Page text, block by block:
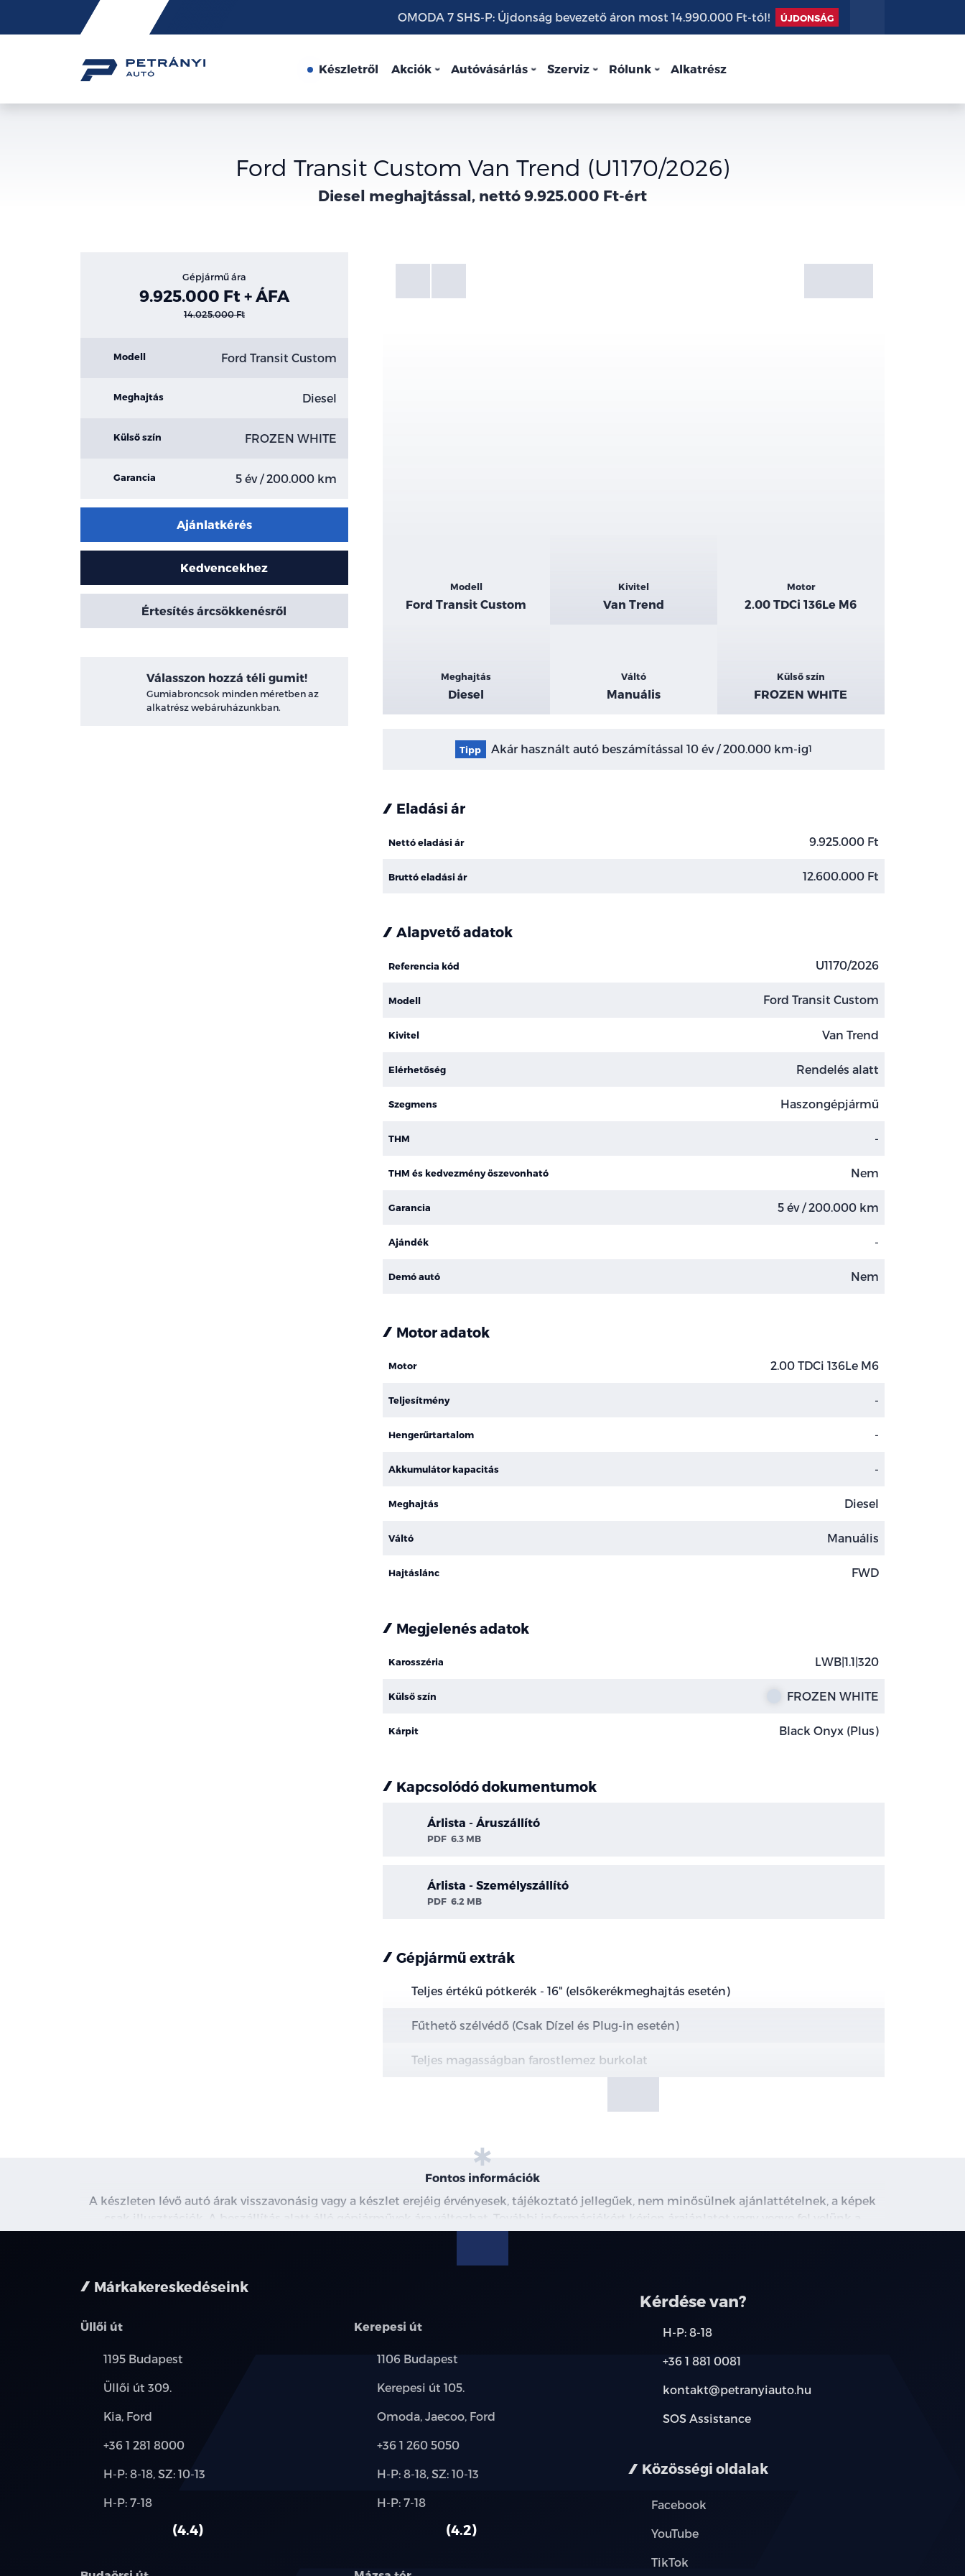
Friss
hírek
OMODA 7 SHS-P: Újdonság bevezető áron most 14.990.000 Ft-tól! ÚJDONSÁG
Készletről Akciók Autóvásárlás Szerviz Rólunk Alkatrész
Ford Transit Custom Van Trend (U1170/2026)
Diesel meghajtással, nettó 9.925.000 Ft-ért
Gépjármű ára
9.925.000 Ft + ÁFA
14.025.000 Ft
Modell Ford Transit Custom
Meghajtás Diesel
Külső szín FROZEN WHITE
Garancia 5 év / 200.000 km
Ajánlatkérés
Kedvencekhez
Értesítés árcsökkenésről
Válasszon hozzá téli gumit!
Gumiabroncsok minden méretben az
alkatrész webáruházunkban.
Galéria
Kiemelt
adatok
Modell
Ford Transit Custom
Kivitel
Van Trend
Motor
2.00 TDCi 136Le M6
Meghajtás
Diesel
Váltó
Manuális
Külső szín
FROZEN WHITE
Tipp Akár használt autó beszámítással 10 év / 200.000 km-ig1
Eladási ár
Nettó eladási ár 9.925.000 Ft
Bruttó eladási ár 12.600.000 Ft
Alapvető adatok
Referencia kód U1170/2026
Modell Ford Transit Custom
Kivitel Van Trend
Elérhetőség Rendelés alatt
Szegmens Haszongépjármű
THM -
THM és kedvezmény öszevonható Nem
Garancia 5 év / 200.000 km
Ajándék -
Demó autó Nem
Motor adatok
Motor 2.00 TDCi 136Le M6
Teljesítmény -
Hengerűrtartalom -
Akkumulátor kapacitás -
Meghajtás Diesel
Váltó Manuális
Hajtáslánc FWD
Megjelenés adatok
Karosszéria LWB|1.1|320
Külső szín FROZEN WHITE
Kárpit Black Onyx (Plus)
Kapcsolódó dokumentumok
Árlista - Áruszállító
PDF 6.3 MB
Árlista - Személyszállító
PDF 6.2 MB
Gépjármű extrák
Teljes értékű pótkerék - 16" (elsőkerékmeghajtás esetén)
Fűthető szélvédő (Csak Dízel és Plug-in esetén)
Teljes magasságban farostlemez burkolat
Extra erős világítás a raktérben
Első üléscsomag 8A - 4 irányban manuálisan állítható vezetőülés
Fontos információk
A készleten lévő autó árak visszavonásig vagy a készlet erejéig érvényesek, tájékoztató jellegűek, nem minősülnek ajánlattételnek, a képek
csak illusztrációk. A beszállítás alatt álló gépjárművek ára változhat. További információkért kérjen árajánlatot vagy vegye fel velünk a
kapcsolatot. A használt autó beszámítás részleteiről, kérjük, érdeklődjön munkatársainknál. A meghirdetett induló THM tájékoztató jellegű,
Márkakereskedéseink
Üllői út
Település:
1195 Budapest
Cím:
Üllői út 309.
Márkák:
Kia, Ford
Telefon:
+36 1 281 8000
Új-
használt
H-P: 8-18, SZ: 10-13
Alkatrész,
H-P: 7-18
4.4
Kerepesi út
Település:
1106 Budapest
Cím:
Kerepesi út 105.
Márkák:
Omoda, Jaecoo, Ford
Telefon:
+36 1 260 5050
Új-
használt
H-P: 8-18, SZ: 10-13
Alkatrész,
H-P: 7-18
4.2
Kérdése van?
H-P: 8-18
+36 1 881 0081
kontakt@petranyiauto.hu
SOS Assistance
Közösségi oldalak
Facebook
YouTube
TikTok